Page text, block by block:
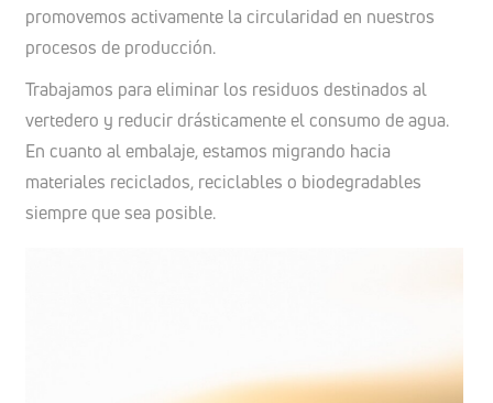
promovemos activamente la circularidad en nuestros
procesos de producción.
Trabajamos para eliminar los residuos destinados al
vertedero y reducir drásticamente el consumo de agua.
En cuanto al embalaje, estamos migrando hacia
materiales reciclados, reciclables o biodegradables
siempre que sea posible.